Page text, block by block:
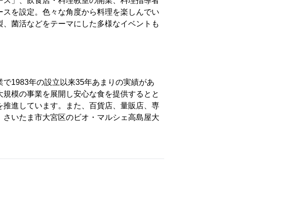
を設定。色々な角度から料理を楽しんでい
菌活などをテーマにした多様なイベントも
1983年の設立以来35年あまりの実績があ
模の事業を展開し安心な食を提供するとと
進しています。また、百貨店、量販店、専
いたま市大宮区のビオ・マルシェ高島屋大